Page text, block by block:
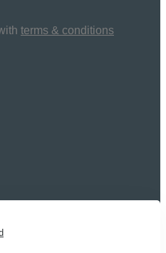
terms & conditions